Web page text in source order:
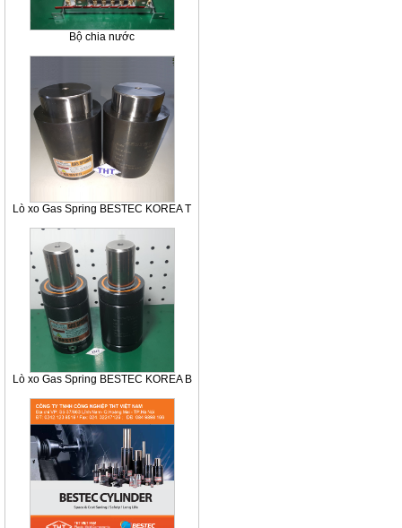
Bộ chia nước
Lò xo Gas Spring BESTEC KOREA T
Lò xo Gas Spring BESTEC KOREA B